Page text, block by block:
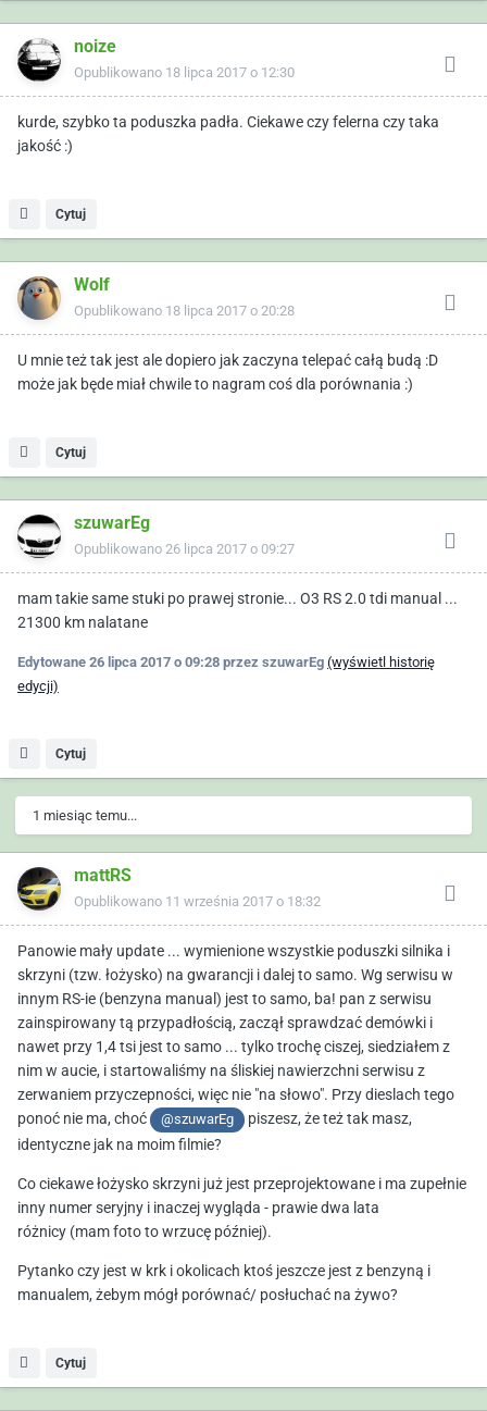
noize
Opublikowano 18 lipca 2017 o 12:30
kurde, szybko ta poduszka padła. Ciekawe czy felerna czy taka
jakość :)
Cytuj
Wolf
Opublikowano 18 lipca 2017 o 20:28
U mnie też tak jest ale dopiero jak zaczyna telepać całą budą :D
może jak będe miał chwile to nagram coś dla porównania :)
Cytuj
szuwarEg
Opublikowano 26 lipca 2017 o 09:27
mam takie same stuki po prawej stronie... O3 RS 2.0 tdi manual ...
21300 km nalatane
Edytowane 26 lipca 2017 o 09:28 przez szuwarEg (wyświetl historię
edycji)
Cytuj
1 miesiąc temu...
mattRS
Opublikowano 11 września 2017 o 18:32
Panowie mały update ... wymienione wszystkie poduszki silnika i
skrzyni (tzw. łożysko) na gwarancji i dalej to samo. Wg serwisu w
innym RS-ie (benzyna manual) jest to samo, ba! pan z serwisu
zainspirowany tą przypadłością, zaczął sprawdzać demówki i
nawet przy 1,4 tsi jest to samo ... tylko trochę ciszej, siedziałem z
nim w aucie, i startowaliśmy na śliskiej nawierzchni serwisu z
zerwaniem przyczepności, więc nie "na słowo". Przy dieslach tego
ponoć nie ma, choć
@szuwarEg
piszesz, że też tak masz,
identyczne jak na moim filmie?
Co ciekawe łożysko skrzyni już jest przeprojektowane i ma zupełnie
inny numer seryjny i inaczej wygląda - prawie dwa lata
różnicy (mam foto to wrzucę później).
Pytanko czy jest w krk i okolicach ktoś jeszcze jest z benzyną i
manualem, żebym mógł porównać/ posłuchać na żywo?
Cytuj